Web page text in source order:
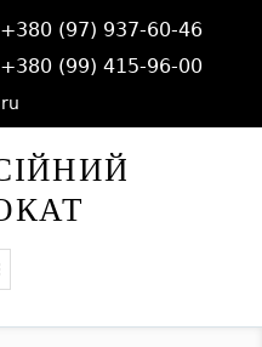
+380 (97) 937-60-46
+380 (99) 415-96-00
ru